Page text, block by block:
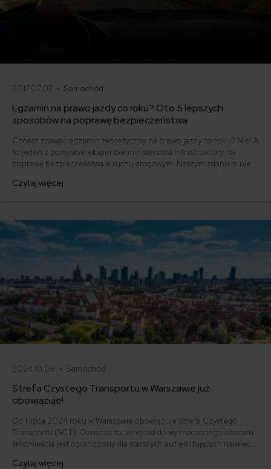
2017.07.07 • Samochód
Egzamin na prawo jazdy co roku? Oto 5 lepszych
sposobów na poprawę bezpieczeństwa
Chcesz zdawać egzamin teoretyczny na prawo jazdy co roku? Nie! A
to jeden z pomysłów ekspertów ministerstwa Infrastruktury na
poprawę bezpieczeństwa w ruchu drogowym. Naszym zdaniem nie
bezpieczeństwo faktycznie uległo poprawie.
Czytaj więcej
2024.10.08 • Samochód
Strefa Czystego Transportu w Warszawie już
obowiązuje!
Od 1 lipca 2024 roku w Warszawie obowiązuje Strefa Czystego
Transportu (SCT). Oznacza to, że wjazd do wyznaczonego obszaru
śródmieścia jest ograniczony dla starszych aut emitujących najwięcej
smogiem. Szacuje się, że dzięki strefie emisja szkodliwych substancji
Czytaj więcej